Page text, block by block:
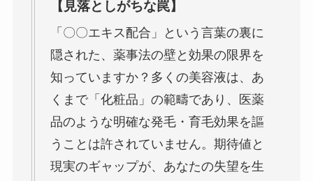
【見落としがちな罠】
「〇〇エキス配合」という言葉の裏に
隠された、薬事法の壁と効果の限界を
知っていますか？多くの美容液は、あ
くまで「化粧品」の範疇であり、医薬
品のような明確な発毛・育毛効果を謳
うことは許されていません。期待値と
現実のギャップが、あなたの失望を生